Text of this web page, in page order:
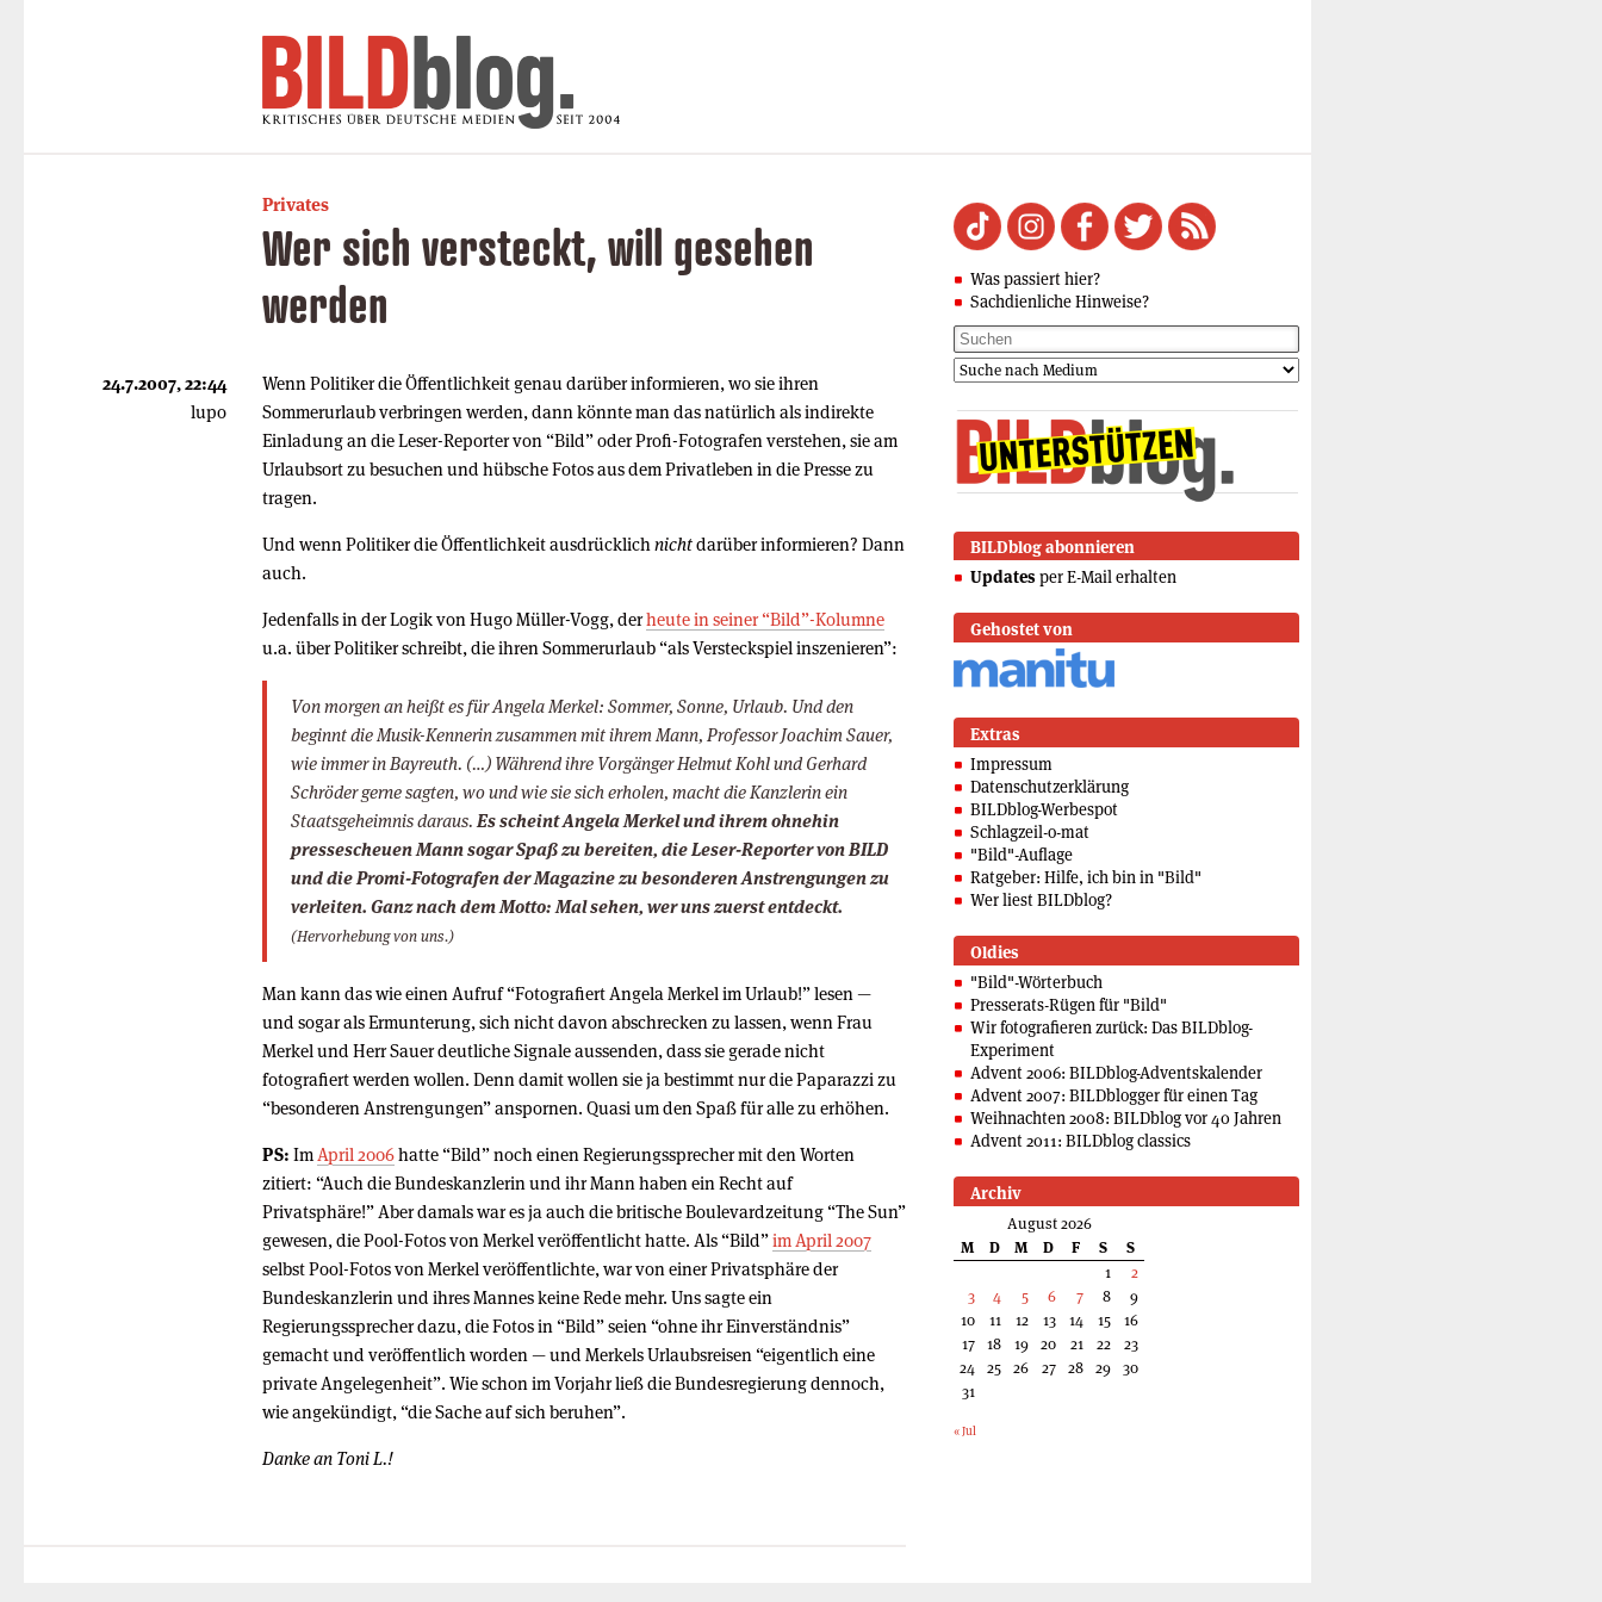
Privates
Wer sich versteckt, will gesehen
werden
Wenn Politiker die Öffentlichkeit genau darüber informieren, wo sie ihren
Sommerurlaub verbringen werden, dann könnte man das natürlich als indirekte
Einladung an die Leser-Reporter von “Bild” oder Profi-Fotografen verstehen, sie am
Urlaubsort zu besuchen und hübsche Fotos aus dem Privatleben in die Presse zu
tragen.
Und wenn Politiker die Öffentlichkeit ausdrücklich nichtdarüber informieren? Dann
auch.
Jedenfalls in der Logik von Hugo Müller-Vogg, derheute in seiner “Bild”-Kolumne
u.a. über Politiker schreibt, die ihren Sommerurlaub “als Versteckspiel inszenieren”:
Von morgen an heißt es für Angela Merkel: Sommer, Sonne, Urlaub. Und den
beginnt die Musik-Kennerin zusammen mit ihrem Mann, Professor Joachim Sauer,
wie immer in Bayreuth. (…) Während ihre Vorgänger Helmut Kohl und Gerhard
Schröder gerne sagten, wo und wie sie sich erholen, macht die Kanzlerin ein
Staatsgeheimnis daraus. Es scheint Angela Merkel und ihrem ohnehin
pressescheuen Mann sogar Spaß zu bereiten, die Leser-Reporter von BILD
und die Promi-Fotografen der Magazine zu besonderen Anstrengungen zu
verleiten. Ganz nach dem Motto: Mal sehen, wer uns zuerst entdeckt.
(Hervorhebung von uns.)
Man kann das wie einen Aufruf “Fotografiert Angela Merkel im Urlaub!” lesen —
und sogar als Ermunterung, sich nicht davon abschrecken zu lassen, wenn Frau
Merkel und Herr Sauer deutliche Signale aussenden, dass sie gerade nicht
fotografiert werden wollen. Denn damit wollen sie ja bestimmt nur die Paparazzi zu
“besonderen Anstrengungen” anspornen. Quasi um den Spaß für alle zu erhöhen.
PS: Im April 2006hatte “Bild” noch einen Regierungssprecher mit den Worten
zitiert: “Auch die Bundeskanzlerin und ihr Mann haben ein Recht auf
Privatsphäre!” Aber damals war es ja auch die britische Boulevardzeitung “The Sun”
gewesen, die Pool-Fotos von Merkel veröffentlicht hatte. Als “Bild”im April 2007
selbst Pool-Fotos von Merkel veröffentlichte, war von einer Privatsphäre der
Bundeskanzlerin und ihres Mannes keine Rede mehr. Uns sagte ein
Regierungssprecher dazu, die Fotos in “Bild” seien “ohne ihr Einverständnis”
gemacht und veröffentlich worden — und Merkels Urlaubsreisen “eigentlich eine
private Angelegenheit”. Wie schon im Vorjahr ließ die Bundesregierung dennoch,
wie angekündigt, “die Sache auf sich beruhen”.
Danke an Toni L.!
24.7.2007, 22:44
lupo
Was passiert hier?
Sachdienliche Hinweise?
BILDblog abonnieren
Updates per E-Mail erhalten
Gehostet von
Extras
Impressum
Datenschutzerklärung
BILDblog-Werbespot
Schlagzeil-o-mat
"Bild"-Auflage
Ratgeber: Hilfe, ich bin in "Bild"
Wer liest BILDblog?
Oldies
"Bild"-Wörterbuch
Presserats-Rügen für "Bild"
Wir fotografieren zurück: Das BILDblog-
Experiment
Advent 2006: BILDblog-Adventskalender
Advent 2007: BILDblogger für einen Tag
Weihnachten 2008: BILDblog vor 40 Jahren
Advent 2011: BILDblog classics
Archiv
August 2026
M
D M D F S
S
1
2
3
4 5 6 7 8
9
10
11 12 13 14 15
16
17 18 19 20 21 22
23
24 25 26 27 28 29 30
31
« Jul